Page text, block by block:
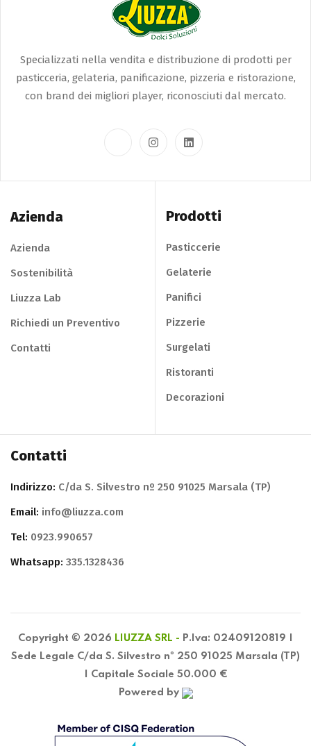
Specializzati nella vendita e distribuzione di prodotti per
pasticceria, gelateria, panificazione, pizzeria e ristorazione,
con brand dei migliori player, riconosciuti dal mercato.
Azienda
Azienda
Sostenibilità
Liuzza Lab
Richiedi un Preventivo
Contatti
Prodotti
Pasticcerie
Gelaterie
Panifici
Pizzerie
Surgelati
Ristoranti
Decorazioni
Contatti
Indirizzo: C/da S. Silvestro nº 250 91025 Marsala (TP)
Email: info@liuzza.com
Tel: 0923.990657
Whatsapp: 335.1328436
Copyright © 2026 LIUZZA SRL - P.Iva: 02409120819 |
Sede Legale C/da S. Silvestro nº 250 91025 Marsala (TP)
| Capitale Sociale 50.000 €
Powered by